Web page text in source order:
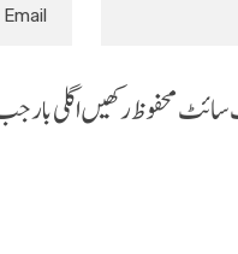
سائٹ محفوظ رکھیں اگلی